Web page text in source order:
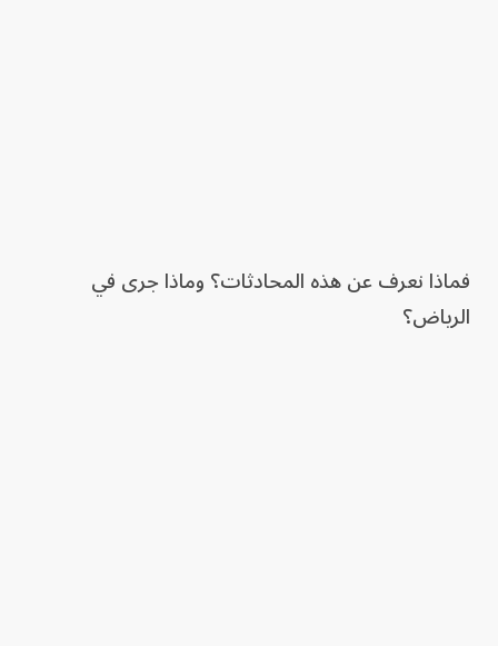
فماذا نعرف عن هذه المحادثات؟ وماذا جرى في
الرياض؟